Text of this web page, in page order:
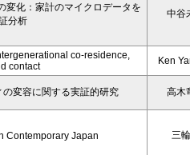
変化：家計のマイクロデータを
分析
中谷
co-residence,
contact
Ken
変容に関する実証的研究 高木
Contemporary Japan 三